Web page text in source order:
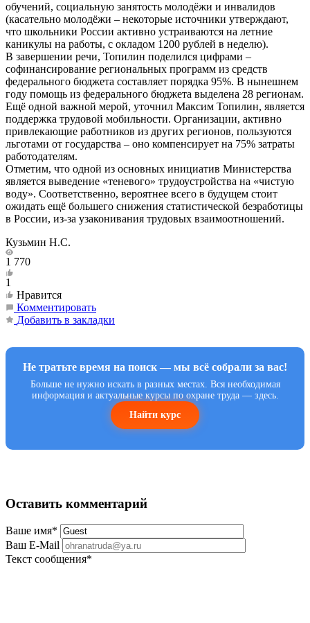
обучений, социальную занятость молодёжи и инвалидов
(касательно молодёжи – некоторые источники утверждают,
что школьники России активно устраиваются на летние
каникулы на работы, с окладом 1200 рублей в неделю).
В завершении речи, Топилин поделился цифрами –
софинансирование региональных программ из средств
федерального бюджета составляет порядка 95%. В нынешнем
году помощь из федерального бюджета выделена 28 регионам.
Ещё одной важной мерой, уточнил Максим Топилин, является
поддержка трудовой мобильности. Организации, активно
привлекающие работников из других регионов, пользуются
льготами от государства – оно компенсирует на 75% затраты
работодателям.
Отметим, что одной из основных инициатив Министерства
является выведение «теневого» трудоустройства на «чистую
воду». Соответственно, вероятнее всего в будущем стоит
ожидать ещё большего снижения статистической безработицы
в России, из-за узаконивания трудовых взаимоотношений.
Кузьмин Н.С.
1 770
1
Нравится
Комментировать
Добавить в закладки
Не тратьте время на поиск — мы всё собрали за вас!
Больше не нужно искать в разных местах. Вся необходимая
информация и актуальные курсы по охране труда — здесь.
Найти курс
Оставить комментарий
Ваше имя*
Ваш E-Mail
Текст сообщения*